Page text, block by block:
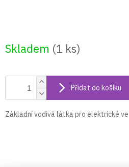
Skladem (1 ks)
Přidat do košíku
Základní vodivá látka pro elektrické